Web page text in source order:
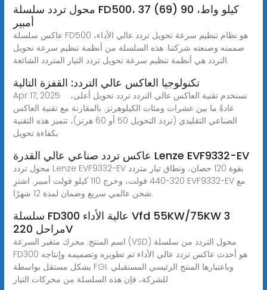
محول تردد سلسلة FD500، 37 كيلو واط، 90 (69)
أمبير
عاكس سلسلة FD500 هو نظام تنظيم سرعة تحويل تردد عالي الأداء،
صممته وصنعته شركتنا. هذه السلسلة من أنظمة تنظيم سرعة تحويل
التردد هي أنظمة تنظيم سرعة تحويل تردد التيار المتردد الشائعة.
تكنولوجيا العاكس عالي التردد: القفزة التالية
Apr 17, 2025 · تستخدم تقنية العاكس عالي التردد تردد تحويل أعلى،
عادةً ما بين عشرات ومئات الكيلوهرتز. بالمقارنة مع تقنية العاكس
الصناعي التقليدي (تردد التحويل 50 أو 60 هرتز)، تتميز هذه التقنية
بكفاءة تحويل
عاكس تردد صناعي عالي القدرة Lenze EVF9332-EV
محول تردد Lenze EVF9332-EV بقوة 120 حصان، ونطاق تيار متردد
320-440 فولت، وخرج 110 كيلو فولت أمبير. اشترِ EVF9332-EV مع
شحن عالمي سريع وضمان لمدة 12 شهرًا.
سلسلة FD300 عالية الأداء Vfd 55KW/75KW 3
مراحل 220V
اسم المنتج: محرك متغير السرعة (VSD) محول التردد من سلسلة
FD300 هو أحدث عاكس تردد عالي الأداء تم تطويره وتصميمه وإنتاجه
بشكل مستقل بواسطة FGI. وباعتبارها المنتج الرئيسي المستقبلي
للشركة، فإن هذه السلسلة من محركات التيار